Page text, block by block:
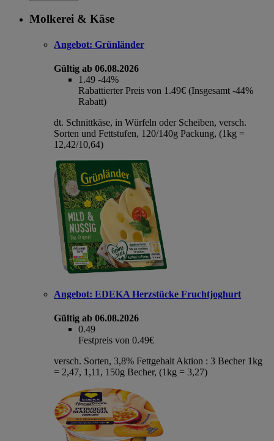
Molkerei & Käse
Angebot: Grünländer
Gültig ab 06.08.2026
1.49 -44%
Rabattierter Preis von 1.49€ (Insgesamt -44%
Rabatt)
dt. Schnittkäse, in Würfeln oder Scheiben, versch.
Sorten und Fettstufen, 120/140g Packung, (1kg =
12,42/10,64)
Angebot: EDEKA Herzstücke Fruchtjoghurt
Gültig ab 06.08.2026
0.49
Festpreis von 0.49€
versch. Sorten, 3,8% Fettgehalt Aktion : 3 Becher 1kg
= 2,47, 1,11, 150g Becher, (1kg = 3,27)